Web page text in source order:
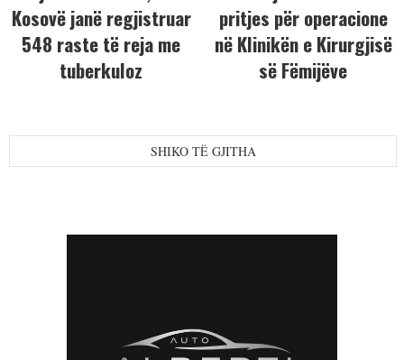
Kosovë janë regjistruar
548 raste të reja me
tuberkuloz
pritjes për operacione
në Klinikën e Kirurgjisë
së Fëmijëve
SHIKO TË GJITHA